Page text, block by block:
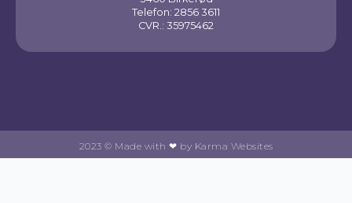
Telefon: 2856 3611
CVR.: 35975462
2023 © Made with ❤ by Karma Websites